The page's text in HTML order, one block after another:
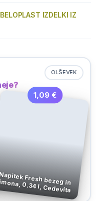
IZDELKI IZ
OLŠEVEK
1,09 €
Fresh bezeg in
0.34 l, Cedevita